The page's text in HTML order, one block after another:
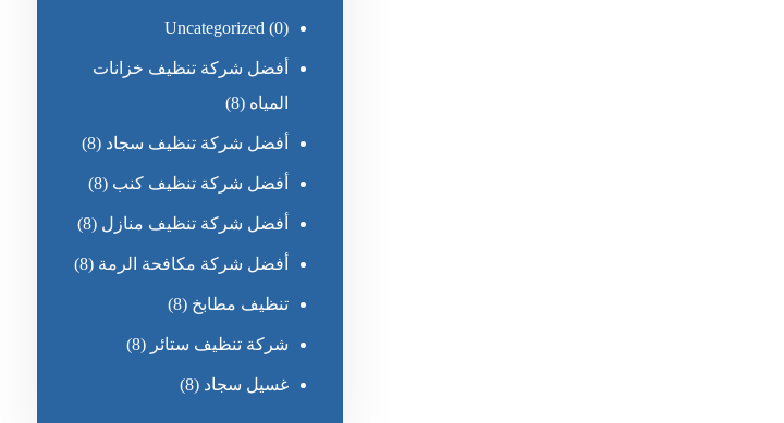
Uncategorized (0)
أفضل شركة تنظيف خزانات
المياه (8)
أفضل شركة تنظيف سجاد (8)
أفضل شركة تنظيف كنب (8)
أفضل شركة تنظيف منازل (8)
أفضل شركة مكافحة الرمة (8)
تنظيف مطابخ (8)
شركة تنظيف ستائر (8)
غسيل سجاد (8)